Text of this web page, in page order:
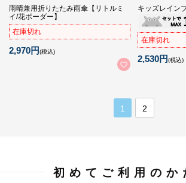
雨晴兼用折りたたみ雨傘【リトルミ
イ/花ボーダー】
在庫切れ
2,970円(税込)
キッズレイン
在庫切れ
2,530円(税込)
1 2
初めてご利用のか